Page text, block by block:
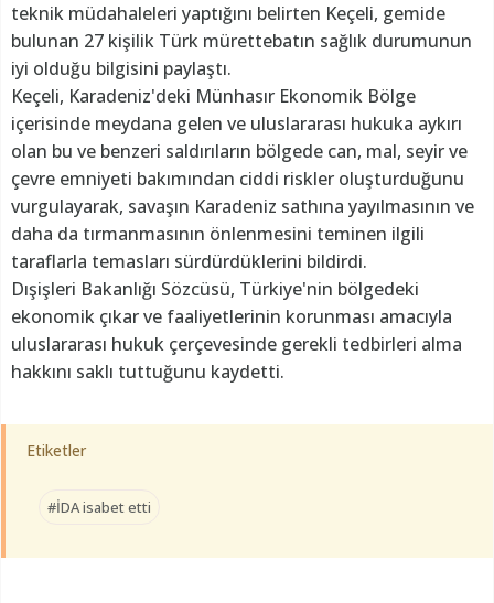
teknik müdahaleleri yaptığını belirten Keçeli, gemide
bulunan 27 kişilik Türk mürettebatın sağlık durumunun
iyi olduğu bilgisini paylaştı.
Keçeli, Karadeniz'deki Münhasır Ekonomik Bölge
içerisinde meydana gelen ve uluslararası hukuka aykırı
olan bu ve benzeri saldırıların bölgede can, mal, seyir ve
çevre emniyeti bakımından ciddi riskler oluşturduğunu
vurgulayarak, savaşın Karadeniz sathına yayılmasının ve
daha da tırmanmasının önlenmesini teminen ilgili
taraflarla temasları sürdürdüklerini bildirdi.
Dışişleri Bakanlığı Sözcüsü, Türkiye'nin bölgedeki
ekonomik çıkar ve faaliyetlerinin korunması amacıyla
uluslararası hukuk çerçevesinde gerekli tedbirleri alma
hakkını saklı tuttuğunu kaydetti.
Etiketler
#İDA isabet etti